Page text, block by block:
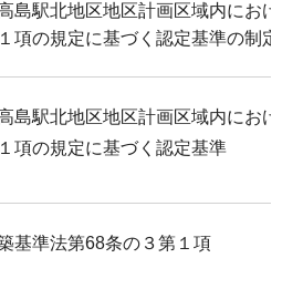
島駅北地区地区計画区域内にお
項の規定に基づく認定基準の制
島駅北地区地区計画区域内にお
項の規定に基づく認定基準
基準法第68条の３第１項